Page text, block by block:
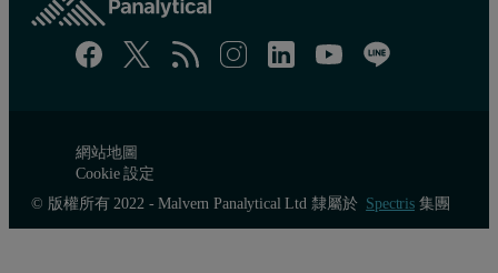
網站地圖
Cookie 設定
© 版權所有 2022 - Malvern Panalytical Ltd 隸屬於 Spectris集團